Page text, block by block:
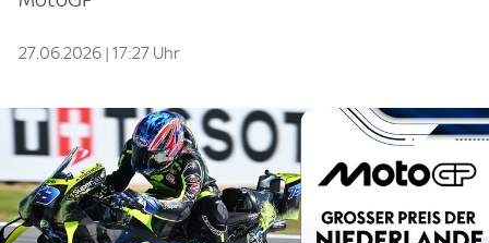
27.06.2026 | 17:27 Uhr